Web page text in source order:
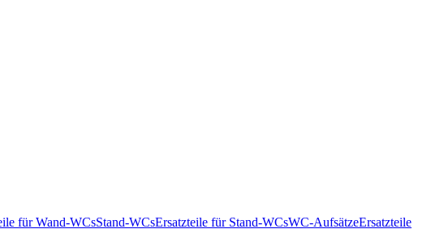
für Wand-WCsStand-WCsErsatzteile für Stand-WCsWC-AufsätzeErsatzteile